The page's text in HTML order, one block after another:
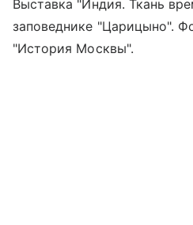
Выставка "Индия. Ткань
заповеднике "Царицыно".
"История Москвы".